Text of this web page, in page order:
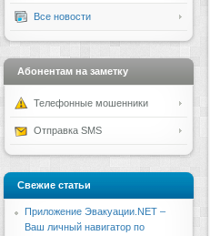
Все новости
Абонентам на заметку
Телефонные мошенники
Отправка SMS
Свежие статьи
Приложение Эвакуации.NET –
Ваш личный навигатор по